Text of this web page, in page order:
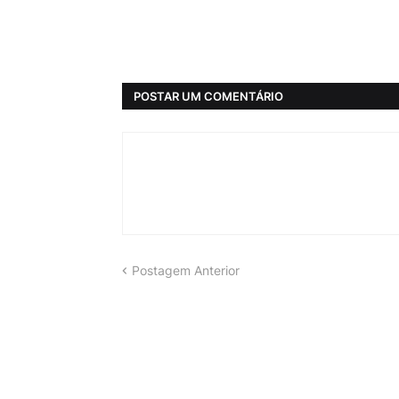
POSTAR UM COMENTÁRIO
Postagem Anterior